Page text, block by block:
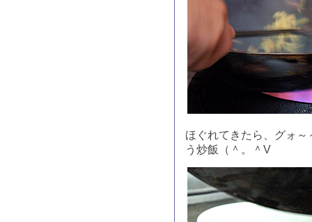
ほぐれてきたら、グォ
う炒飯（＾。＾V